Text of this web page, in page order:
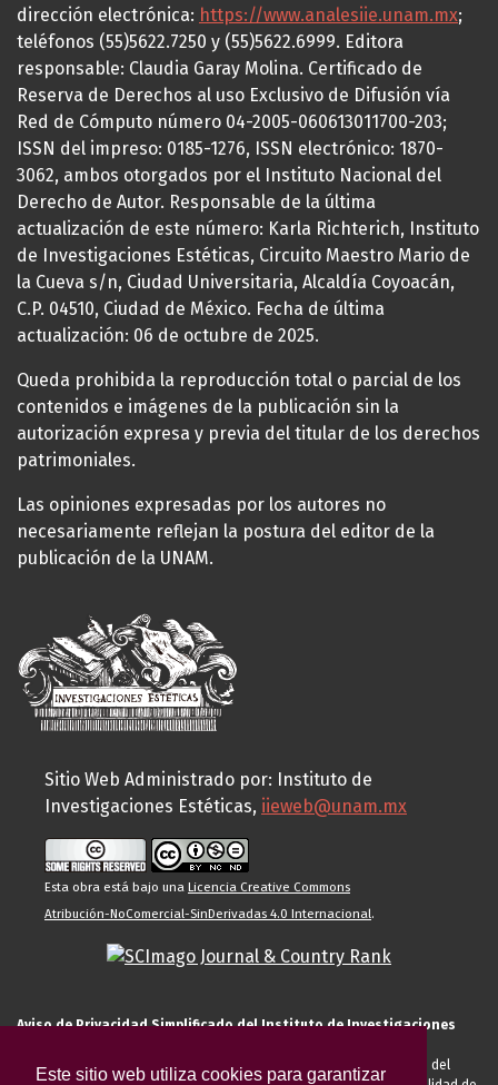
Este sitio web utiliza cookies para garantizar
dirección electrónica: https://www.analesiie.unam.mx;
teléfonos (55)5622.7250 y (55)5622.6999. Editora
responsable: Claudia Garay Molina. Certificado de
Reserva de Derechos al uso Exclusivo de Difusión vía
Red de Cómputo número 04-2005-060613011700-203;
ISSN del impreso: 0185-1276, ISSN electrónico: 1870-
3062, ambos otorgados por el Instituto Nacional del
Derecho de Autor. Responsable de la última
actualización de este número: Karla Richterich, Instituto
de Investigaciones Estéticas, Circuito Maestro Mario de
la Cueva s/n, Ciudad Universitaria, Alcaldía Coyoacán,
C.P. 04510, Ciudad de México. Fecha de última
actualización: 06 de octubre de 2025.
Queda prohibida la reproducción total o parcial de los
contenidos e imágenes de la publicación sin la
autorización expresa y previa del titular de los derechos
patrimoniales.
Las opiniones expresadas por los autores no
necesariamente reflejan la postura del editor de la
publicación de la UNAM.
Sitio Web Administrado por: Instituto de
Investigaciones Estéticas, iieweb@unam.mx
Esta obra está bajo una Licencia Creative Commons
Atribución-NoComercial-SinDerivadas 4.0 Internacional.
Aviso de Privacidad Simplificado del Instituto de Investigaciones
El Instituto de Investigaciones Estéticas de la UNAM, es responsable del